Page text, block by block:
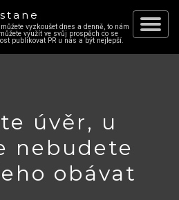
Toggle
vyzkoušet dnes a denně, to nám
využít ve svůj prospěch co se
publikovat PR u nás a být nejlepší.
úvěr, u
nebudete
obávat